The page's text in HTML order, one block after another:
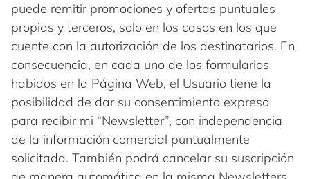
puede remitir promociones y ofertas puntuales
propias y terceros, solo en los casos en los que
cuente con la autorización de los destinatarios. En
consecuencia, en cada uno de los formularios
habidos en la Página Web, el Usuario tiene la
posibilidad de dar su consentimiento expreso
para recibir mi “Newsletter”, con independencia
de la información comercial puntualmente
solicitada. También podrá cancelar su suscripción